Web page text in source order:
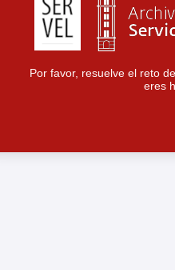
Por favor, resuelve el reto
eres